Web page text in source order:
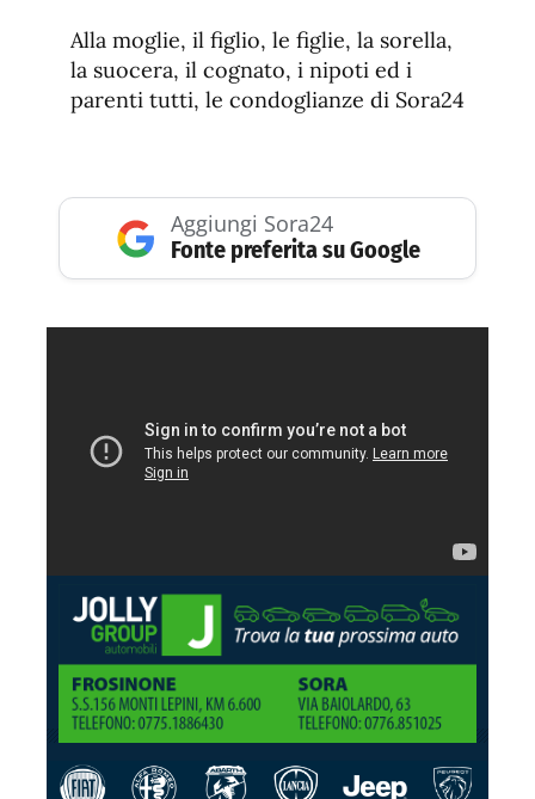
Alla moglie, il figlio, le figlie, la sorella,
la suocera, il cognato, i nipoti ed i
parenti tutti, le condoglianze di Sora24
Aggiungi Sora24
Fonte preferita su Google